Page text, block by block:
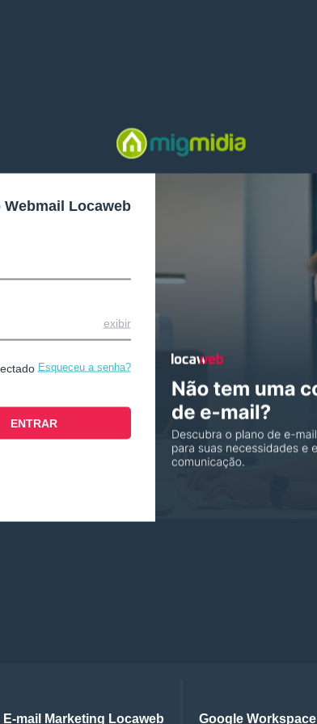
Webmail Locaweb
exibir
Esqueceu a senha?
E-mail Marketing Locaweb Google Workspace